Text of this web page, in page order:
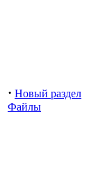
· Новый раздел
Файлы